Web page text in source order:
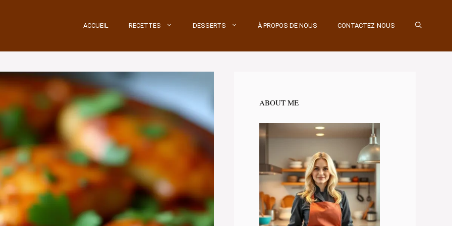
ACCUEIL RECETTES DESSERTS À PROPOS DE NOUS CONTACTEZ-NOUS
ABOUT ME